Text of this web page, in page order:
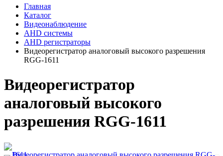
Главная
Каталог
Видеонаблюдение
AHD системы
AHD регистраторы
Видеорегистратор аналоговый высокого разрешения
RGG-1611
Видеорегистратор
аналоговый высокого
разрешения RGG-1611